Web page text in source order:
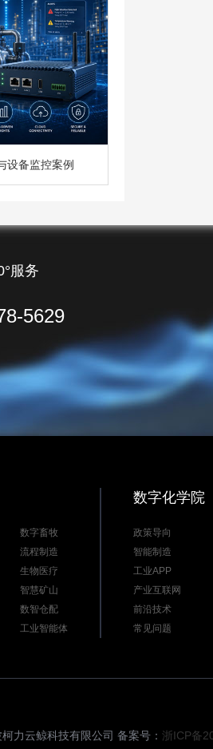
设备监控案例
服务
5629
数字畜牧
流程制造
生物医疗
智慧矿山
数智仓配
工业智能体
数字化学院
政策导向
智能制造
工业APP
产业互联网
前沿技术
常见问题
力云鲸科技有限公司 备案号： 浙ICP备